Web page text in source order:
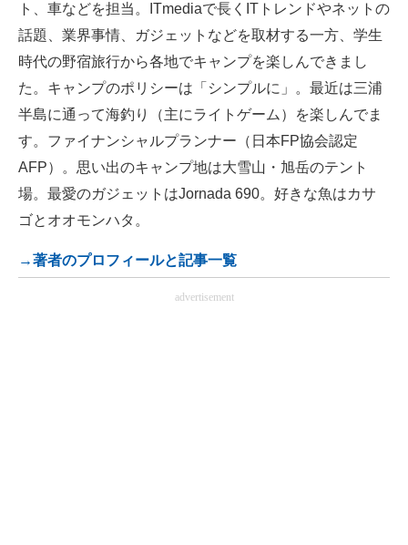
ト、車などを担当。ITmediaで長くITトレンドやネットの
話題、業界事情、ガジェットなどを取材する一方、学生
時代の野宿旅行から各地でキャンプを楽しんできまし
た。キャンプのポリシーは「シンプルに」。最近は三浦
半島に通って海釣り（主にライトゲーム）を楽しんでま
す。ファイナンシャルプランナー（日本FP協会認定
AFP）。思い出のキャンプ地は大雪山・旭岳のテント
場。最愛のガジェットはJornada 690。好きな魚はカサ
ゴとオオモンハタ。
→著者のプロフィールと記事一覧
advertisement